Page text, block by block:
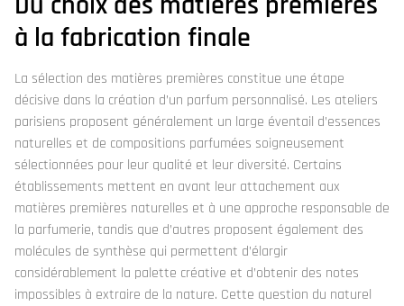
à la fabrication finale
La sélection des matières premières constitue une étape
décisive dans la création d’un parfum personnalisé. Les ateliers
parisiens proposent généralement un large éventail d’essences
naturelles et de compositions parfumées soigneusement
sélectionnées pour leur qualité et leur diversité. Certains
établissements mettent en avant leur attachement aux
matières premières naturelles et à une approche responsable de
la parfumerie, tandis que d’autres proposent également des
molécules de synthèse qui permettent d’élargir
considérablement la palette créative et d’obtenir des notes
impossibles à extraire de la nature. Cette question du naturel